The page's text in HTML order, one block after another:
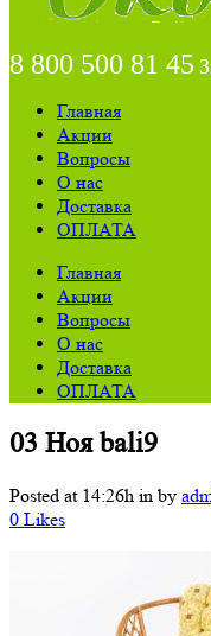
8 800 500 81 45
Главная
Акции
Вопросы
О нас
Доставка
ОПЛАТА
Главная
Акции
Вопросы
О нас
Доставка
ОПЛАТА
03 Нояbali9
Posted at 14:26h in by
0 Likes